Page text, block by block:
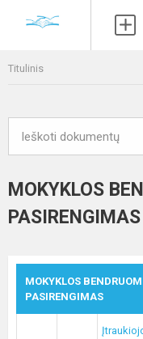
Titulinis
MOKYKLOS
PASIRENGIMAS
MOKYKLOS
PASIRENGIMAS